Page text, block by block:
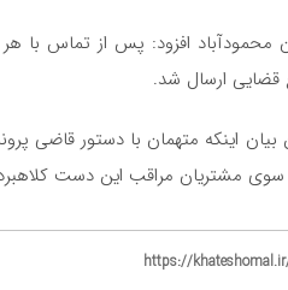
قضايي ارسال شد.
اينکه متهمان با دستور قاضي
مشتريان مراقب اين دست
https://